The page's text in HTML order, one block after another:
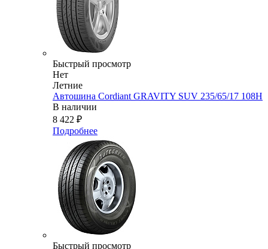
Быстрый просмотр
Нет
Летние
Автошина Cordiant GRAVITY SUV 235/65/17 108H
В наличии
8 422 ₽
Подробнее
Быстрый просмотр